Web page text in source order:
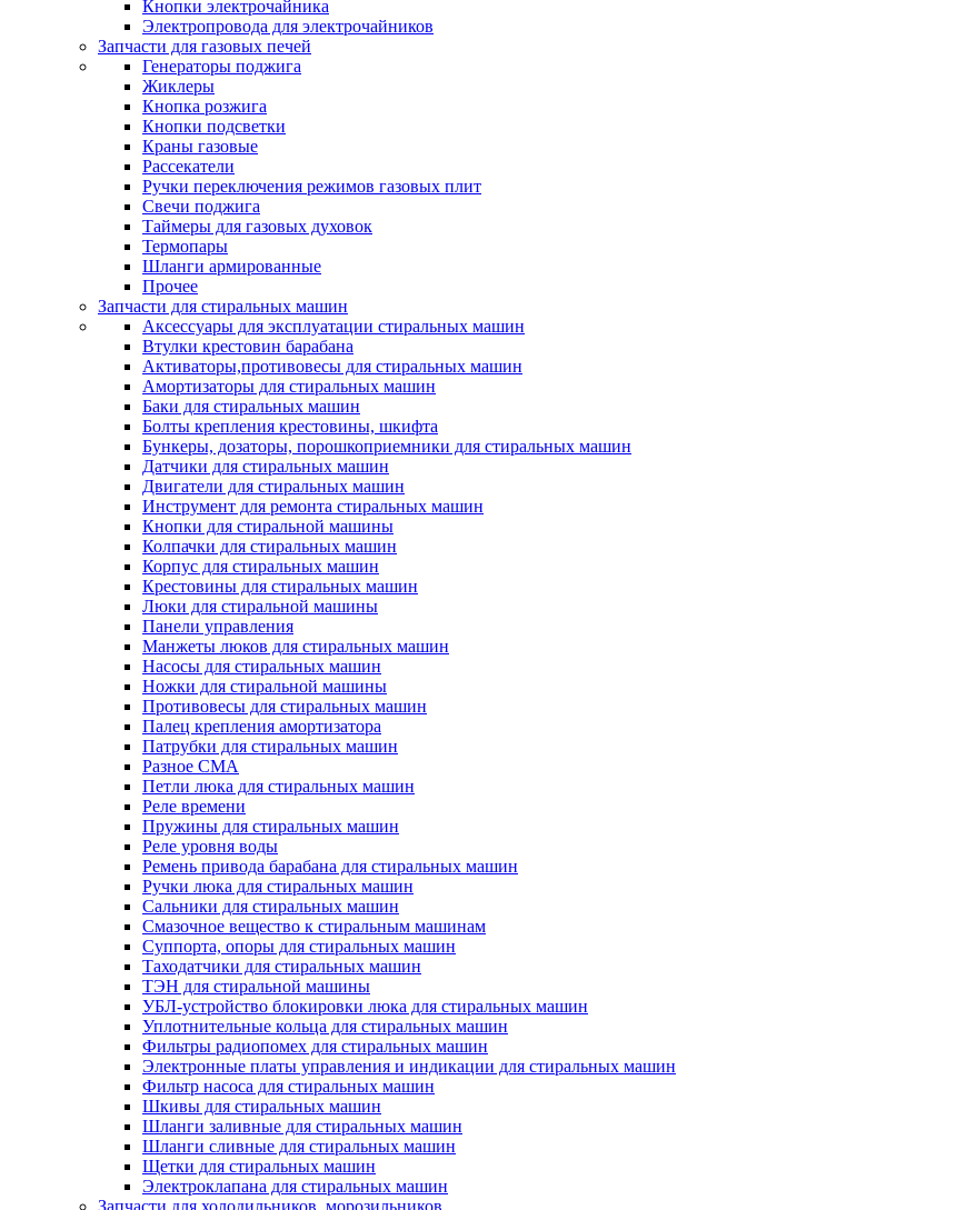
Кнопки электрочайника
Электропровода для электрочайников
Запчасти для газовых печей
Генераторы поджига
Жиклеры
Кнопка розжига
Кнопки подсветки
Краны газовые
Рассекатели
Ручки переключения режимов газовых плит
Свечи поджига
Таймеры для газовых духовок
Термопары
Шланги армированные
Прочее
Запчасти для стиральных машин
Аксессуары для эксплуатации стиральных машин
Втулки крестовин барабана
Активаторы,противовесы для стиральных машин
Амортизаторы для стиральных машин
Баки для стиральных машин
Болты крепления крестовины, шкифта
Бункеры, дозаторы, порошкоприемники для стиральных машин
Датчики для стиральных машин
Двигатели для стиральных машин
Инструмент для ремонта стиральных машин
Кнопки для стиральной машины
Колпачки для стиральных машин
Корпус для стиральных машин
Крестовины для стиральных машин
Люки для стиральной машины
Панели управления
Манжеты люков для стиральных машин
Насосы для стиральных машин
Ножки для стиральной машины
Противовесы для стиральных машин
Палец крепления амортизатора
Патрубки для стиральных машин
Разное СМА
Петли люка для стиральных машин
Реле времени
Пружины для стиральных машин
Реле уровня воды
Ремень привода барабана для стиральных машин
Ручки люка для стиральных машин
Сальники для стиральных машин
Смазочное вещество к стиральным машинам
Суппорта, опоры для стиральных машин
Таходатчики для стиральных машин
ТЭН для стиральной машины
УБЛ-устройство блокировки люка для стиральных машин
Уплотнительные кольца для стиральных машин
Фильтры радиопомех для стиральных машин
Электронные платы управления и индикации для стиральных машин
Фильтр насоса для стиральных машин
Шкивы для стиральных машин
Шланги заливные для стиральных машин
Шланги сливные для стиральных машин
Щетки для стиральных машин
Электроклапана для стиральных машин
Запчасти для холодильников, морозильников